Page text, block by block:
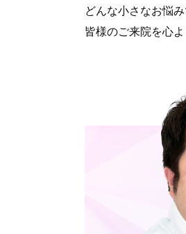
どんな小さなお悩
皆様のご来院を心